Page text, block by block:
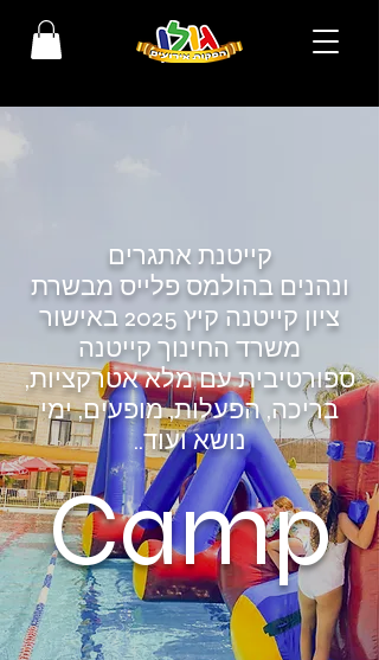
קייטנת אתגרים
ונהנים בהולמס פלייס מבשרת
ציון
קייטנה קיץ 2025 באישור
משרד החינוך קייטנה
ספורטיבית עם מלא אטרקציות,
בריכה, הפעלות, מופעים, ימי
נושא ועוד..
Camp